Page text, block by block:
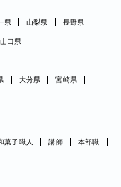
県 山梨県 長野県
山口県
大分県
宮崎県
菓子職人 講師
本部職